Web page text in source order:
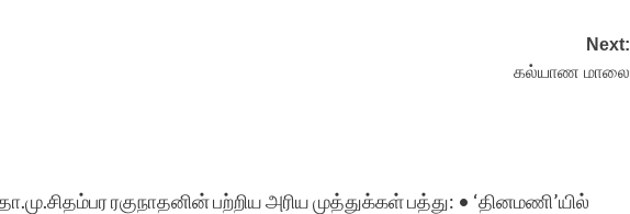
Next:
கல்யாண மாலை
ரகுநாதனின் பற்றிய அரிய முத்துக்கள் பத்து: • ‘தினமணி’யில்